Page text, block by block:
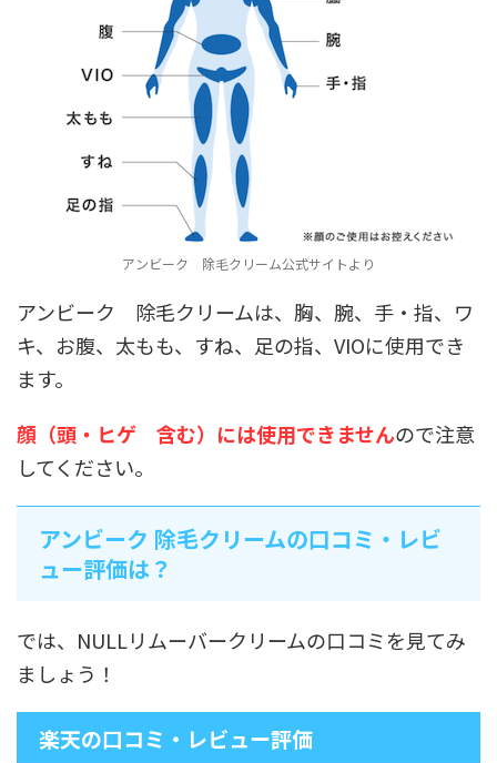
アンビーク 除毛クリーム公式サイトより
アンビーク 除毛クリームは、胸、腕、手・指、ワ
キ、お腹、太もも、すね、足の指、VIOに使用でき
ます。
顔（頭・ヒゲ 含む）には使用できませんので注意
してください。
アンビーク 除毛クリームの口コミ・レビ
ュー評価は？
では、NULLリムーバークリームの口コミを見てみ
ましょう！
楽天の口コミ・レビュー評価